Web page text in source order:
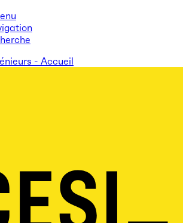
- Accueil